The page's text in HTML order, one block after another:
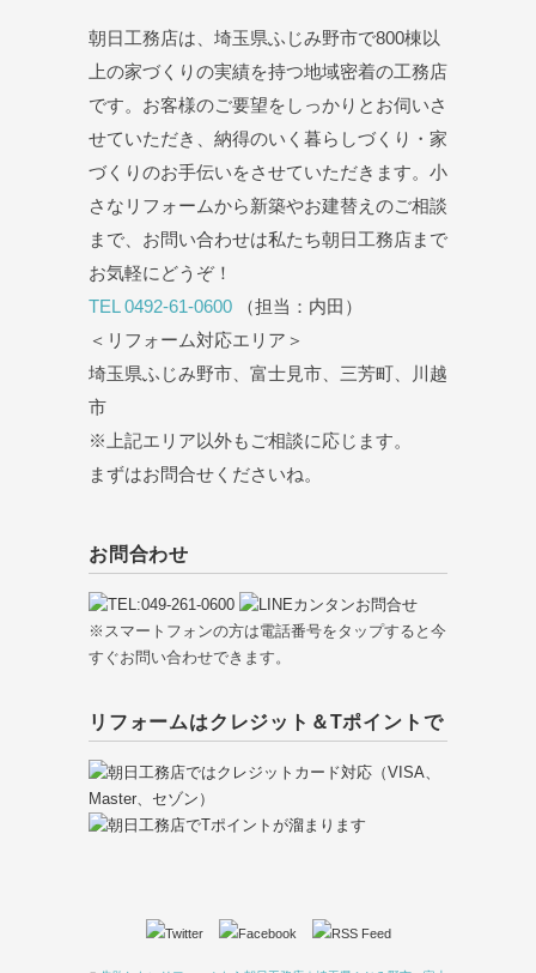
朝日工務店は、埼玉県ふじみ野市で800棟以
上の家づくりの実績を持つ地域密着の工務店
です。お客様のご要望をしっかりとお伺いさ
せていただき、納得のいく暮らしづくり・家
づくりのお手伝いをさせていただきます。小
さなリフォームから新築やお建替えのご相談
まで、お問い合わせは私たち朝日工務店まで
お気軽にどうぞ！
TEL 0492-61-0600 （担当：内田）
＜リフォーム対応エリア＞
埼玉県ふじみ野市、富士見市、三芳町、川越
市
※上記エリア以外もご相談に応じます。
まずはお問合せくださいね。
お問合わせ
※スマートフォンの方は電話番号をタップすると今
すぐお問い合わせできます。
リフォームはクレジット＆Tポイントで